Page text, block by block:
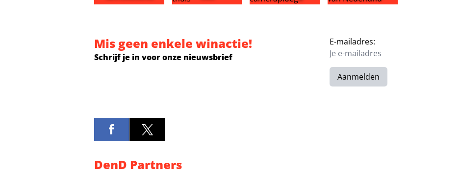
Mis geen enkele winactie!
Schrijf je in voor onze nieuwsbrief
E-mailadres:
Aanmelden
DenD Partners